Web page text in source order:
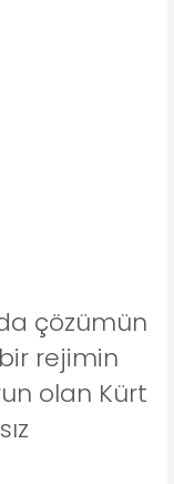
çözümün
rejimin
olan Kürt